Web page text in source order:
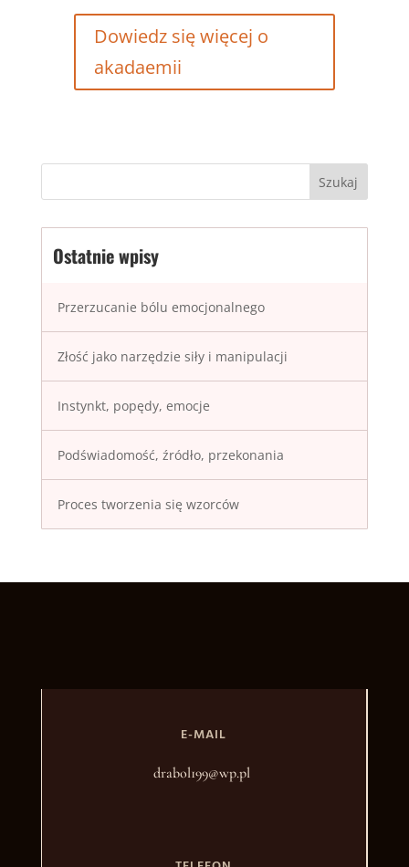
Dowiedz się więcej o
akadaemii
Ostatnie wpisy
Przerzucanie bólu emocjonalnego
Złość jako narzędzie siły i manipulacji
Instynkt, popędy, emocje
Podświadomość, źródło, przekonania
Proces tworzenia się wzorców
E-MAIL
drabol199@wp.pl